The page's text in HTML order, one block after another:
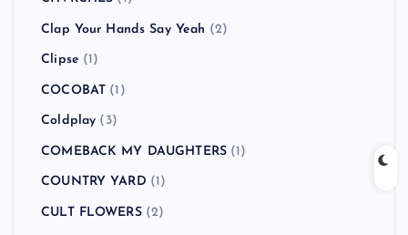
Clap Your Hands Say Yeah (2)
Clipse (1)
COCOBAT (1)
Coldplay (3)
COMEBACK MY DAUGHTERS (1)
COUNTRY YARD (1)
CULT FLOWERS(2)